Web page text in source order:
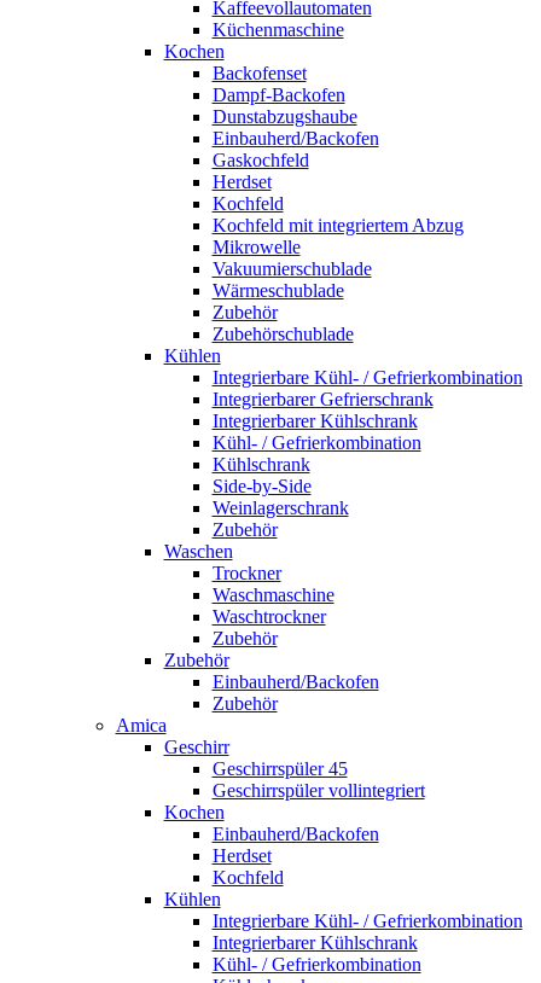
Kaffeevollautomaten
Küchenmaschine
Kochen
Backofenset
Dampf-Backofen
Dunstabzugshaube
Einbauherd/Backofen
Gaskochfeld
Herdset
Kochfeld
Kochfeld mit integriertem Abzug
Mikrowelle
Vakuumierschublade
Wärmeschublade
Zubehör
Zubehörschublade
Kühlen
Integrierbare Kühl- / Gefrierkombination
Integrierbarer Gefrierschrank
Integrierbarer Kühlschrank
Kühl- / Gefrierkombination
Kühlschrank
Side-by-Side
Weinlagerschrank
Zubehör
Waschen
Trockner
Waschmaschine
Waschtrockner
Zubehör
Zubehör
Einbauherd/Backofen
Zubehör
Amica
Geschirr
Geschirrspüler 45
Geschirrspüler vollintegriert
Kochen
Einbauherd/Backofen
Herdset
Kochfeld
Kühlen
Integrierbare Kühl- / Gefrierkombination
Integrierbarer Kühlschrank
Kühl- / Gefrierkombination